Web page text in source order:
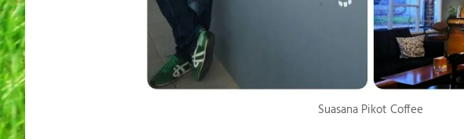
Suasana Pikot Coffee